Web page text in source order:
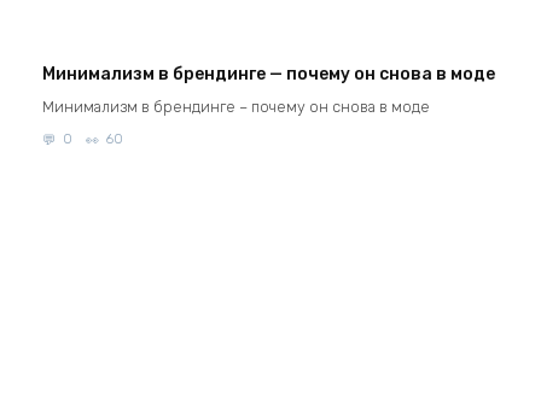
Минимализм в брендинге — почему он снова в моде
Минимализм в брендинге – почему он снова в моде
0 60